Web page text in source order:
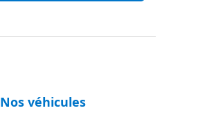
Nos véhicules